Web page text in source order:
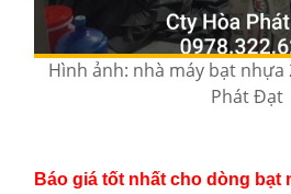
Hình ảnh: nhà máy bạt nhựa
Phát Đạt
Báo giá tốt nhất cho dòng bạt